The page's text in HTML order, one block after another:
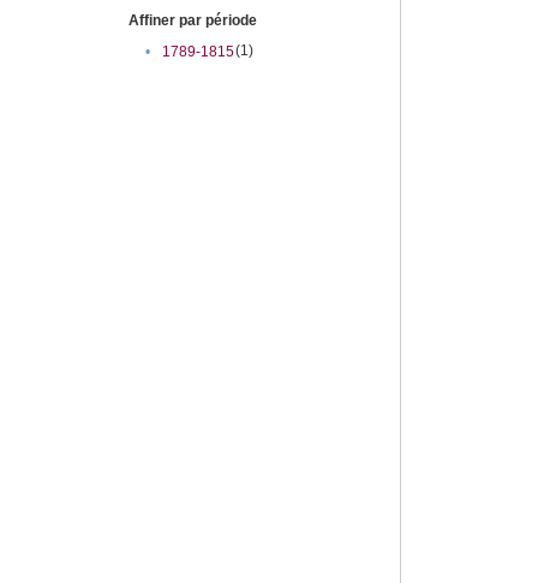
Affiner par période
•
1789-1815(1)